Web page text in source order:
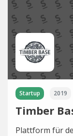
Startup 2019
Timber
Plattform für